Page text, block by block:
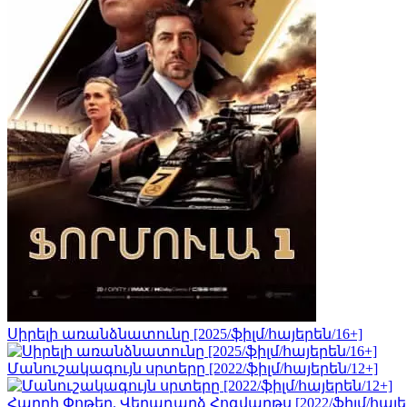
Սիրելի առանձնատունը [2025/ֆիլմ/հայերեն/16+]
Մանուշակագույն սրտերը [2022/ֆիլմ/հայերեն/12+]
Հարրի Փոթեր. Վերադարձ Հոգվարթս [2022/ֆիլմ/